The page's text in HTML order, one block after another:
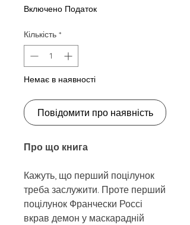
Включено Податок
Кількість *
Немає в наявності
Повідомити про наявність
Про що книга
Кажуть, що перший поцілунок
треба заслужити. Проте перший
поцілунок Франчески Россі
вкрав демон у маскарадній